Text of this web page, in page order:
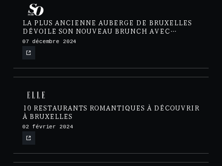
LA PLUS ANCIENNE AUBERGE DE BRUXELLES
DÉVOILE SON NOUVEAU BRUNCH AVEC
MIMOSA À VOLONTÉ
07 décembre 2024
10 RESTAURANTS ROMANTIQUES À DÉCOUVRIR
À BRUXELLES
02 février 2024